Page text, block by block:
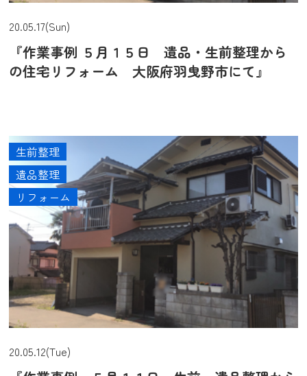
20.05.17(Sun)
『作業事例 ５月１５日 遺品・生前整理から
の住宅リフォーム 大阪府羽曳野市にて』
20.05.12(Tue)
生前整理
遺品整理
リフォーム